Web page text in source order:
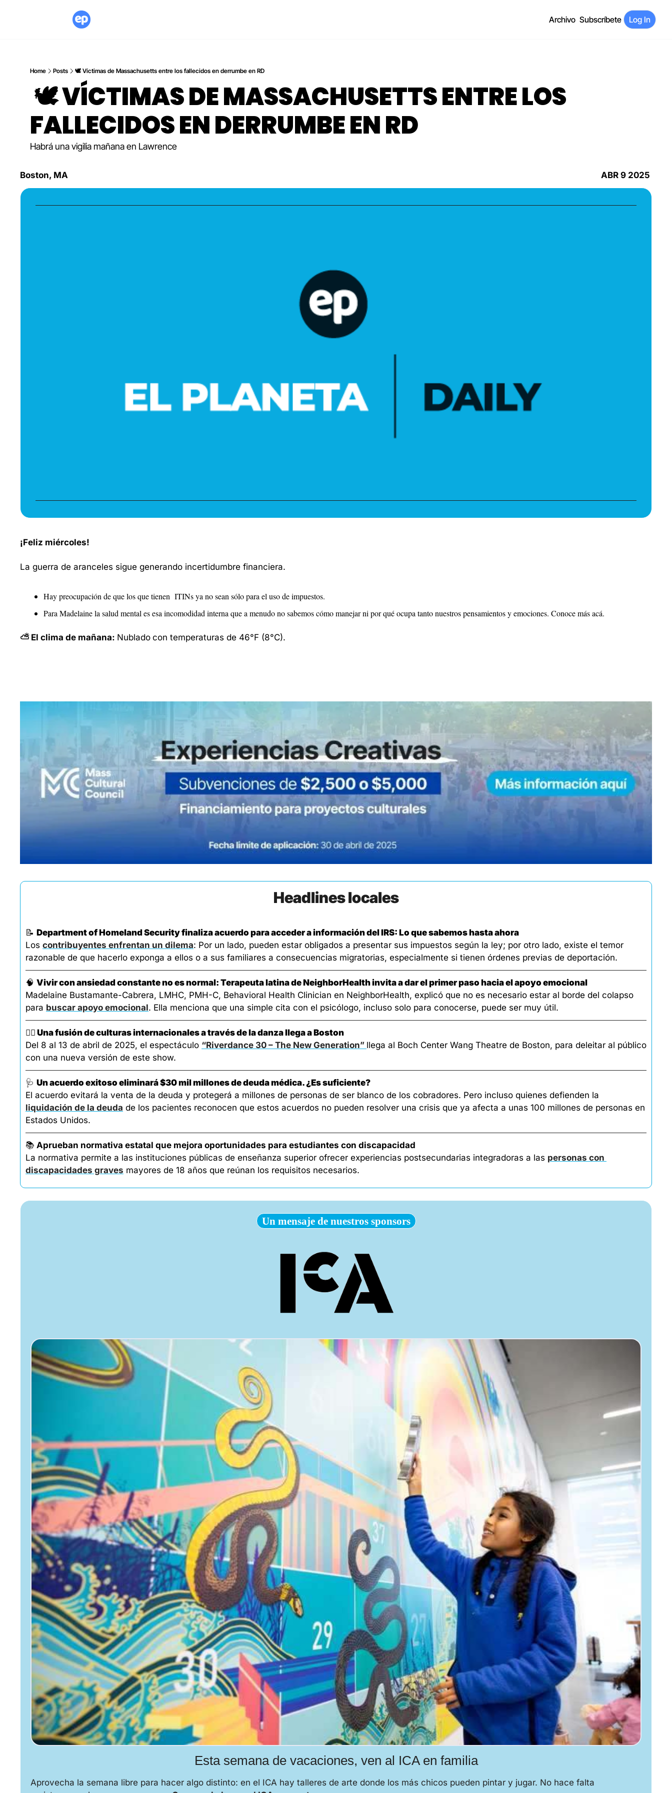
Archivo Subscríbete Log In
Home Posts 🕊 Víctimas de Massachusetts entre los fallecidos en derrumbe en RD
FALLECIDOS EN DERRUMBE EN RD
Habrá una vigilia mañana en Lawrence
Boston, MA ABR 9 2025
¡Feliz miércoles!
La guerra de aranceles sigue generando incertidumbre financiera.
Hay preocupación de que los que tienen  ITINs ya no sean sólo para el uso de impuestos.
Para Madelaine la salud mental es esa incomodidad interna que a menudo no sabemos cómo manejar ni por qué ocupa tanto nuestros pensamientos y emociones. Conoce más acá.
⛅ El clima de mañana: Nublado con temperaturas de 46°F (8°C).
Headlines locales
📝 Department of Homeland Security finaliza acuerdo para acceder a información del IRS: Lo que sabemos hasta ahora
Los contribuyentes enfrentan un dilema: Por un lado, pueden estar obligados a presentar sus impuestos según la ley; por otro lado, existe el temor
razonable de que hacerlo exponga a ellos o a sus familiares a consecuencias migratorias, especialmente si tienen órdenes previas de deportación.
🧠 Vivir con ansiedad constante no es normal: Terapeuta latina de NeighborHealth invita a dar el primer paso hacia el apoyo emocional
Madelaine Bustamante-Cabrera, LMHC, PMH-C, Behavioral Health Clinician en NeighborHealth, explicó que no es necesario estar al borde del colapso
para buscar apoyo emocional. Ella menciona que una simple cita con el psicólogo, incluso solo para conocerse, puede ser muy útil.
👯‍♂️ Una fusión de culturas internacionales a través de la danza llega a Boston
Del 8 al 13 de abril de 2025, el espectáculo “Riverdance 30 – The New Generation” llega al Boch Center Wang Theatre de Boston, para deleitar al público
con una nueva versión de este show.
🩺 Un acuerdo exitoso eliminará $30 mil millones de deuda médica. ¿Es suficiente?
liquidación de la deuda de los pacientes reconocen que estos acuerdos no pueden resolver una crisis que ya afecta a unas 100 millones de personas en
Estados Unidos.
📚 Aprueban normativa estatal que mejora oportunidades para estudiantes con discapacidad
La normativa permite a las instituciones públicas de enseñanza superior ofrecer experiencias postsecundarias integradoras a las personas con
discapacidades graves mayores de 18 años que reúnan los requisitos necesarios.
Un mensaje de nuestros sponsors
Esta semana de vacaciones, ven al ICA en familia
Aprovecha la semana libre para hacer algo distinto: en el ICA hay talleres de arte donde los más chicos pueden pintar y jugar. No hace falta